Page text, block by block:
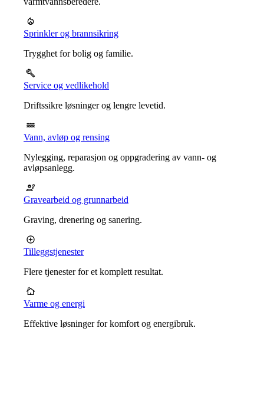
Sprinkler og brannsikring
Trygghet for bolig og familie.
Service og vedlikehold
Driftssikre løsninger og lengre levetid.
Vann, avløp og rensing
Nylegging, reparasjon og oppgradering av vann- og
avløpsanlegg.
Gravearbeid og grunnarbeid
Graving, drenering og sanering.
Tilleggstjenester
Flere tjenester for et komplett resultat.
Varme og energi
Effektive løsninger for komfort og energibruk.